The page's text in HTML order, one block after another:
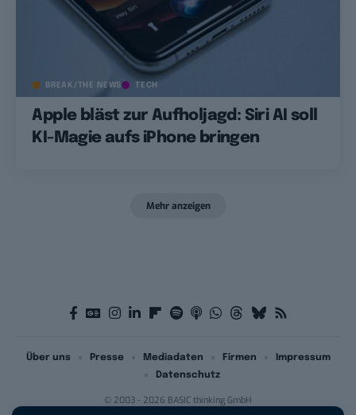
BREAK/THE NEWS TECH
Apple bläst zur Aufholjagd: Siri AI soll
KI-Magie aufs iPhone bringen
Mehr anzeigen
© 2003 - 2026 BASIC thinking GmbH
Über uns Presse Mediadaten Firmen
Impressum
Datenschutz